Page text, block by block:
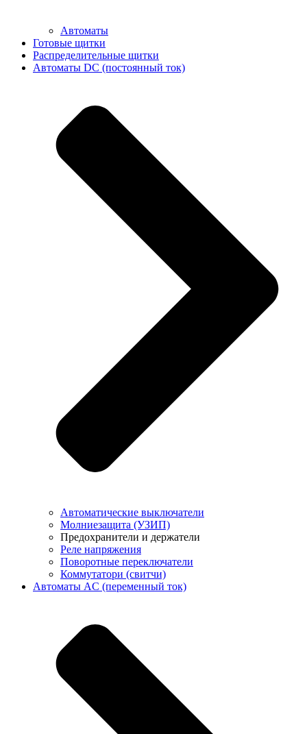
Автоматы
Готовые щитки
Распределительные щитки
Автоматы DC (постоянный ток)
Автоматические выключатели
Молниезащита (УЗИП)
Предохранители и держатели
Реле напряжения
Поворотные переключатели
Коммутатори (свитчи)
Автоматы AC (переменный ток)